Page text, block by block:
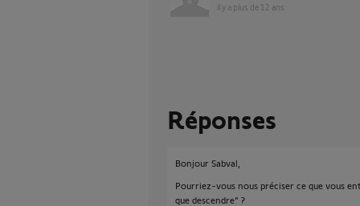
il y a plus de 12 ans
Réponses
Bonjour Sabval,
Pourriez-vous nous préciser ce que vous
que descendre" ?